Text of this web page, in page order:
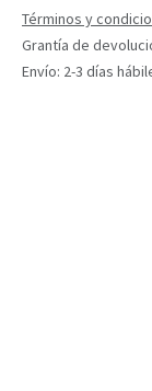
Términos y
Grantía de
Envío: 2-3 días